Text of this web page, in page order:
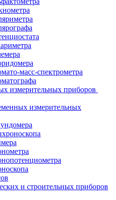
масс-спектрометра
измерительных приборов
измерительных
и строительных приборов